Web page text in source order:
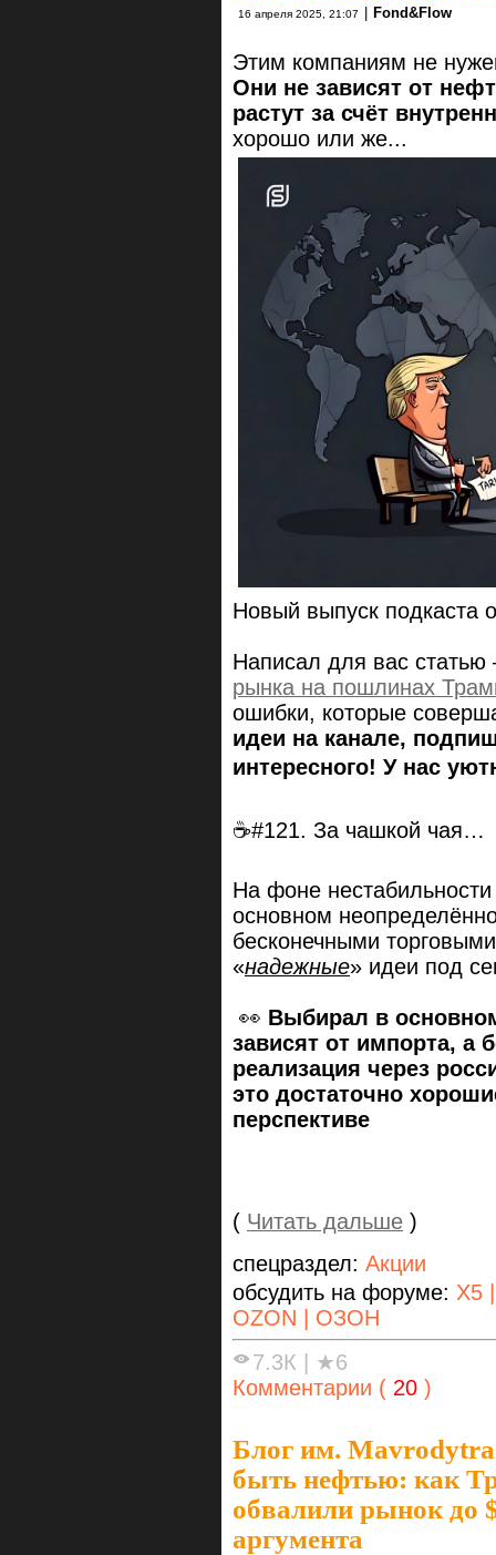
16 апреля 2025, 21:07 Fond&Flow
Этим компаниям не
Они не зависят от
растут за счёт
хорошо или же...
Новый выпуск подкаста
Написал для вас
рынка на пошлинах
ошибки, которые
идеи на канале,
интересного! У нас
☕#121. За чашкой чая…
На фоне
основном
бесконечными
«надежные» идеи под
👀 Выбирал в
зависят от импорта, а
реализация через
это достаточно
перспективе
( Читать дальше )
спецраздел: Акции
обсудить на форуме: X5
OZON | ОЗОН
7.3К | ★6
Комментарии ( 20 )
Блог им.
быть нефтью: как
обвалили рынок до
аргумента